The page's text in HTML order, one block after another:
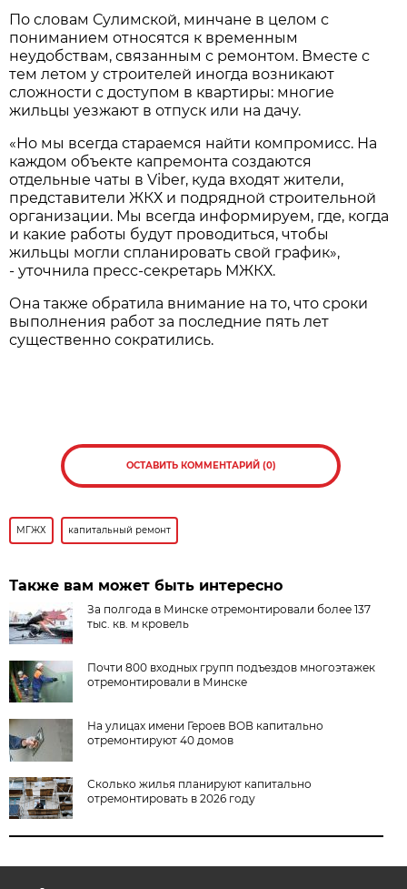
По словам Сулимской, минчане в целом с
пониманием относятся к временным
неудобствам, связанным с ремонтом. Вместе с
тем летом у строителей иногда возникают
сложности с доступом в квартиры: многие
жильцы уезжают в отпуск или на дачу.
«Но мы всегда стараемся найти компромисс. На
каждом объекте капремонта создаются
отдельные чаты в Viber, куда входят жители,
представители ЖКХ и подрядной строительной
организации. Мы всегда информируем, где, когда
и какие работы будут проводиться, чтобы
жильцы могли спланировать свой график»,
- уточнила пресс-секретарь МЖКХ.
Она также обратила внимание на то, что сроки
выполнения работ за последние пять лет
существенно сократились.
ОСТАВИТЬ КОММЕНТАРИЙ (0)
МГЖХ капитальный ремонт
Также вам может быть интересно
За полгода в Минске отремонтировали более 137
тыс. кв. м кровель
Почти 800 входных групп подъездов многоэтажек
отремонтировали в Минске
На улицах имени Героев ВОВ капитально
отремонтируют 40 домов
Сколько жилья планируют капитально
отремонтировать в 2026 году